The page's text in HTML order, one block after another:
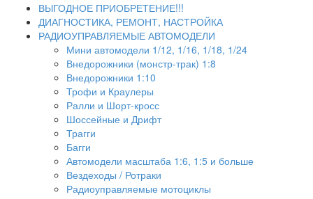
ВЫГОДНОЕ ПРИОБРЕТЕНИЕ!!!
ДИАГНОСТИКА, РЕМОНТ, НАСТРОЙКА
РАДИОУПРАВЛЯЕМЫЕ АВТОМОДЕЛИ
Мини автомодели 1/12, 1/16, 1/18, 1/24
Внедорожники (монстр-трак) 1:8
Внедорожники 1:10
Трофи и Краулеры
Ралли и Шорт-кросс
Шоссейные и Дрифт
Трагги
Багги
Автомодели масштаба 1:6, 1:5 и больше
Вездеходы / Ротраки
Радиоуправляемые мотоциклы